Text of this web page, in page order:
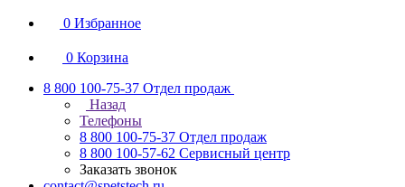
0 Избранное
0 Корзина
8 800 100-75-37 Отдел продаж
Назад
Телефоны
8 800 100-75-37 Отдел продаж
8 800 100-57-62 Сервисный центр
Заказать звонок